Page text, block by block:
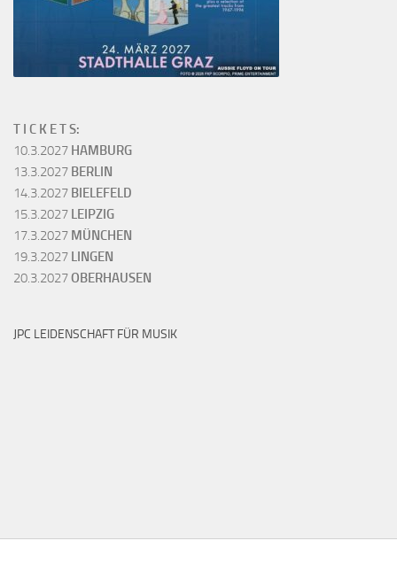
T I C K E T S:
10.3.2027 HAMBURG
13.3.2027 BERLIN
14.3.2027 BIELEFELD
15.3.2027 LEIPZIG
17.3.2027 MÜNCHEN
19.3.2027 LINGEN
20.3.2027OBERHAUSEN
JPC LEIDENSCHAFT FÜR MUSIK